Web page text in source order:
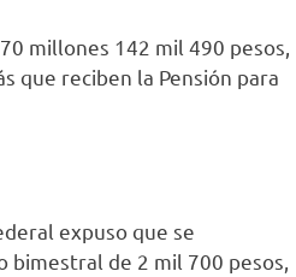
millones 142 mil 490 pesos,
que reciben la Pensión para
expuso que se
de 2 mil 700 pesos,